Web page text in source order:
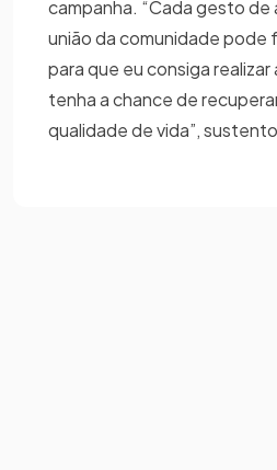
campanha. “Cada gesto de
união da comunidade pode
para que eu consiga realizar
tenha a chance de
qualidade de vida”,